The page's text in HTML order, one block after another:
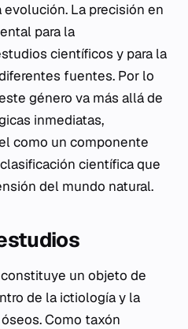
La precisión en
para la
científicos y para la
fuentes. Por lo
género va más allá de
inmediatas,
como un componente
científica que
del mundo natural.
constituye un objeto de
de la ictiología y la
Como taxón